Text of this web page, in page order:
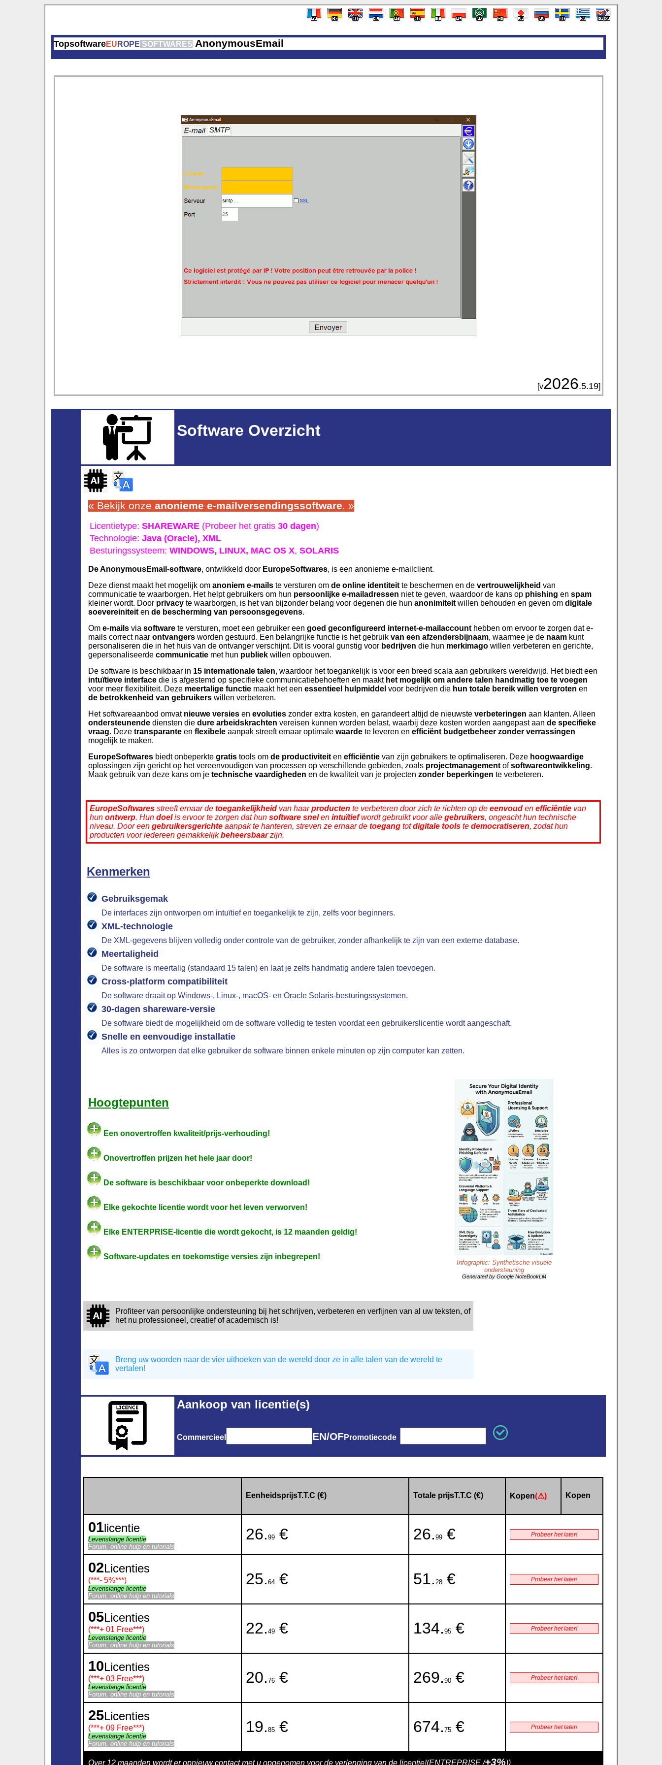
TopsoftwareEU ROPE SOFTWARES AnonymousEmail
[v2026.5.19]
Software Overzicht
« Bekijk onze anonieme e-mailversendingssoftware. »
Licentietype: SHAREWARE (Probeer het gratis 30 dagen)
Technologie: Java (Oracle), XML
Besturingssysteem: WINDOWS, LINUX, MAC OS X, SOLARIS
De AnonymousEmail-software, ontwikkeld door EuropeSoftwares, is een anonieme e-mailclient.
Deze dienst maakt het mogelijk om anoniem e-mails te versturen om de online identiteit te beschermen en de vertrouwelijkheid van
communicatie te waarborgen. Het helpt gebruikers om hun persoonlijke e-mailadressen niet te geven, waardoor de kans op phishing en spam
kleiner wordt. Door privacy te waarborgen, is het van bijzonder belang voor degenen die hun anonimiteit willen behouden en geven om digitale
soevereiniteit en de bescherming van persoonsgegevens.
Om e-mails via software te versturen, moet een gebruiker een goed geconfigureerd internet-e-mailaccount hebben om ervoor te zorgen dat e-
mails correct naar ontvangers worden gestuurd. Een belangrijke functie is het gebruik van een afzendersbijnaam, waarmee je de naam kunt
personaliseren die in het huis van de ontvanger verschijnt. Dit is vooral gunstig voor bedrijven die hun merkimago willen verbeteren en gerichte,
gepersonaliseerde communicatie met hun publiek willen opbouwen.
De software is beschikbaar in 15 internationale talen, waardoor het toegankelijk is voor een breed scala aan gebruikers wereldwijd. Het biedt een
intuïtieve interface die is afgestemd op specifieke communicatiebehoeften en maakt het mogelijk om andere talen handmatig toe te voegen
voor meer flexibiliteit. Deze meertalige functie maakt het een essentieel hulpmiddel voor bedrijven die hun totale bereik willen vergroten en
de betrokkenheid van gebruikers willen verbeteren.
Het softwareaanbod omvat nieuwe versies en evoluties zonder extra kosten, en garandeert altijd de nieuwste verbeteringen aan klanten. Alleen
ondersteunende diensten die dure arbeidskrachten vereisen kunnen worden belast, waarbij deze kosten worden aangepast aan de specifieke
vraag. Deze transparante en flexibele aanpak streeft ernaar optimale waarde te leveren en efficiënt budgetbeheer zonder verrassingen
mogelijk te maken.
EuropeSoftwares biedt onbeperkte gratis tools om de productiviteit en efficiëntie van zijn gebruikers te optimaliseren. Deze hoogwaardige
oplossingen zijn gericht op het vereenvoudigen van processen op verschillende gebieden, zoals projectmanagement ofsoftwareontwikkeling.
Maak gebruik van deze kans om je technische vaardigheden en de kwaliteit van je projecten zonder beperkingen te verbeteren.
EuropeSoftwares streeft ernaar de toegankelijkheid van haarproducten te verbeteren door zich te richten op de eenvoud en efficiëntie van
hun ontwerp. Hun doelis ervoor te zorgen dat hun software snelen intuïtiefwordt gebruikt voor alle gebruikers, ongeacht hun technische
niveau. Door een gebruikersgerichte aanpak te hanteren, streven ze ernaar de toegang totdigitale tools te democratiseren, zodat hun
producten voor iedereen gemakkelijkbeheersbaarzijn.
Kenmerken
Gebruiksgemak
De interfaces zijn ontworpen om intuïtief en toegankelijk te zijn, zelfs voor beginners.
XML-technologie
De XML-gegevens blijven volledig onder controle van de gebruiker, zonder afhankelijk te zijn van een externe database.
Meertaligheid
De software is meertalig (standaard 15 talen) en laat je zelfs handmatig andere talen toevoegen.
Cross-platform compatibiliteit
De software draait op Windows-, Linux-, macOS- en Oracle Solaris-besturingssystemen.
30-dagen shareware-versie
De software biedt de mogelijkheid om de software volledig te testen voordat een gebruikerslicentie wordt aangeschaft.
Snelle en eenvoudige installatie
Alles is zo ontworpen dat elke gebruiker de software binnen enkele minuten op zijn computer kan zetten.
Hoogtepunten
Een onovertroffen kwaliteit/prijs-verhouding!
Onovertroffen prijzen het hele jaar door!
De software is beschikbaar voor onbeperkte download!
Elke gekochte licentie wordt voor het leven verworven!
Elke ENTERPRISE-licentie die wordt gekocht, is 12 maanden geldig!
Software-updates en toekomstige versies zijn inbegrepen!
Infographic: Synthetische visuele
ondersteuning
Generated by Google NoteBookLM
Profiteer van persoonlijke ondersteuning bij het schrijven, verbeteren en verfijnen van al uw teksten, of
het nu professioneel, creatief of academisch is!
Breng uw woorden naar de vier uithoeken van de wereld door ze in alle talen van de wereld te
vertalen!
Aankoop van licentie(s)
Commercieel EN/OF Promotiecode
EenheidsprijsT.T.C (€) Totale prijsT.T.C (€) Kopen(⚠) Kopen
01licentie
Levenslange licentie
Forum, online hulp en tutorials
26. 99 € 26. 99 € Probeer het later!
02Licenties
(***- 5%***)
Levenslange licentie
Forum, online hulp en tutorials
25. 64 € 51. 28 € Probeer het later!
05Licenties
(***+ 01 Free***)
Levenslange licentie
Forum, online hulp en tutorials
22. 49 € 134. 95 € Probeer het later!
10Licenties
(***+ 03 Free***)
Levenslange licentie
Forum, online hulp en tutorials
20. 76 € 269. 90 € Probeer het later!
25Licenties
(***+ 09 Free***)
Levenslange licentie
Forum, online hulp en tutorials
19. 85 € 674. 75 € Probeer het later!
Over 12 maanden wordt er opnieuw contact met u opgenomen voor de verlenging van de licentie!(ENTREPRISE /+3%))